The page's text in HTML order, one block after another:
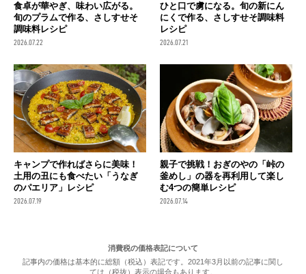
食卓が華やぎ、味わい広がる。
旬のプラムで作る、さしすせそ
調味料レシピ
2026.07.22
ひと口で虜になる。旬の新にん
にくで作る、さしすせそ調味料
レシピ
2026.07.21
キャンプで作ればさらに美味！
土用の丑にも食べたい「うなぎ
のパエリア」レシピ
2026.07.19
親子で挑戦！おぎのやの「峠の
釜めし」の器を再利用して楽し
む4つの簡単レシピ
2026.07.14
消費税の価格表記について
記事内の価格は基本的に総額（税込）表記です。2021年3月以前の記事に関し
ては（税抜）表示の場合もあります。